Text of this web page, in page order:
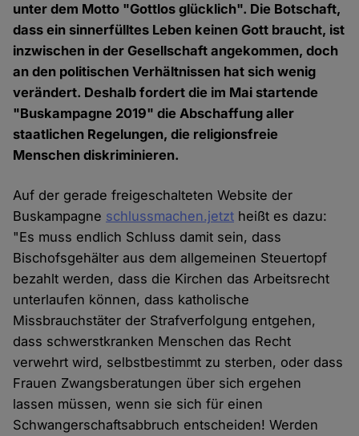
unter dem Motto "Gottlos glücklich". Die Botschaft,
dass ein sinnerfülltes Leben keinen Gott braucht, ist
inzwischen in der Gesellschaft angekommen, doch
an den politischen Verhältnissen hat sich wenig
verändert. Deshalb fordert die im Mai startende
"Buskampagne 2019" die Abschaffung aller
staatlichen Regelungen, die religionsfreie
Menschen diskriminieren.
Auf der gerade freigeschalteten Website der
Buskampagne schlussmachen.jetzt heißt es dazu:
"Es muss endlich Schluss damit sein, dass
Bischofsgehälter aus dem allgemeinen Steuertopf
bezahlt werden, dass die Kirchen das Arbeitsrecht
unterlaufen können, dass katholische
Missbrauchstäter der Strafverfolgung entgehen,
dass schwerstkranken Menschen das Recht
verwehrt wird, selbstbestimmt zu sterben, oder dass
Frauen Zwangsberatungen über sich ergehen
lassen müssen, wenn sie sich für einen
Schwangerschaftsabbruch entscheiden! Werden